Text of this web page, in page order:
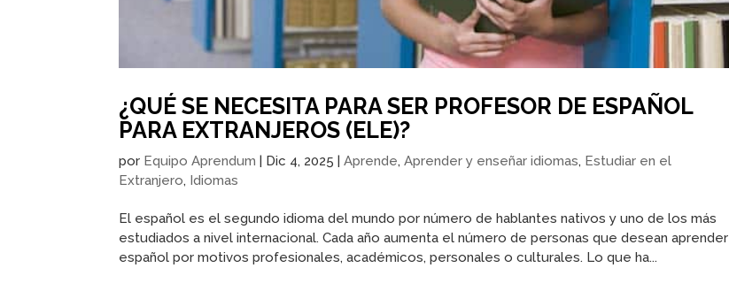
¿QUÉ SE NECESITA PARA SER PROFESOR DE ESPAÑOL
PARA EXTRANJEROS (ELE)?
por Equipo Aprendum Dic 4, 2025 |Aprende,Aprender y enseñar idiomas, Estudiar en el
Extranjero, Idiomas
El español es el segundo idioma del mundo por número de hablantes nativos y uno de los más
estudiados a nivel internacional. Cada año aumenta el número de personas que desean aprender
español por motivos profesionales, académicos, personales o culturales. Lo que ha...